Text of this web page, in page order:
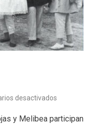
desactivadosen
(05/03/
y Melibea participan